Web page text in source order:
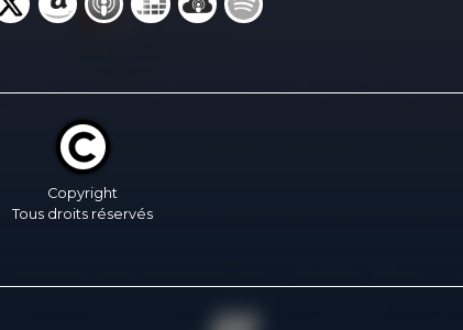
Copyright
Tous droits réservés